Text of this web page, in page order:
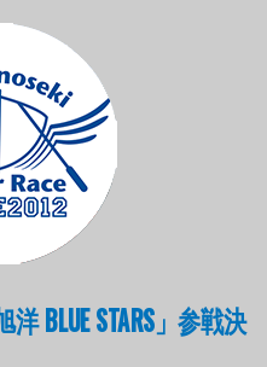
BLUE STARS」参戦決